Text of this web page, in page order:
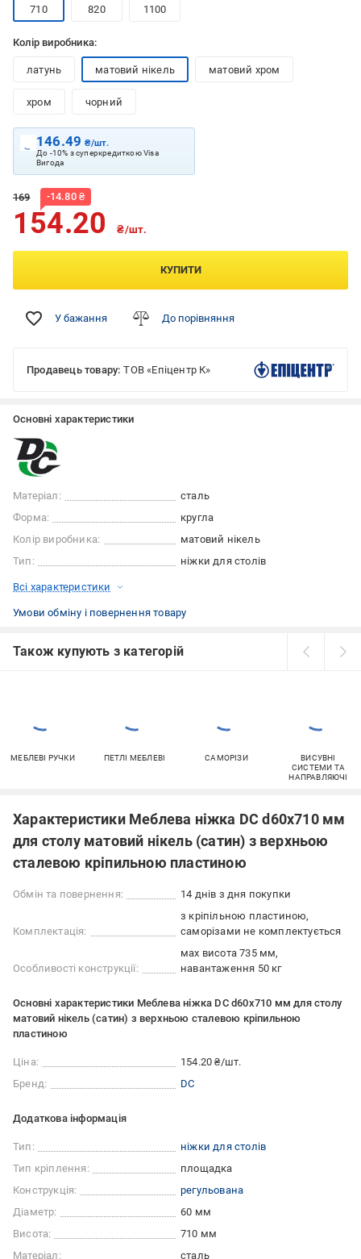
710 820 1100
Колір виробника:
латунь матовий нікель матовий хром
хром чорний
146.49₴/шт.
До -10% з суперкредиткою Visa
Вигода
169 -14.80₴
154.20 ₴/шт.
КУПИТИ
У бажання До порівняння
Продавець товару: ТОВ «Епіцентр К»
Основні характеристики
Матеріал:
сталь
Форма:
кругла
Колір виробника:
матовий нікель
Тип:
ніжки для столів
Всі характеристики
Умови обміну і повернення товару
Також купують з категорій
МЕБЛЕВІ РУЧКИ ПЕТЛІ МЕБЛЕВІ САМОРІЗИ
ВИСУВНІ
СИСТЕМИ ТА
НАПРАВЛЯЮЧІ
Характеристики Меблева ніжка DC d60x710 мм
для столу матовий нікель (сатин) з верхньою
сталевою кріпильною пластиною
Обмін та повернення: 14 днів з дня покупки
Комплектація:
з кріпільною пластиною,
саморізами не комплектується
Особливості конструкції:
мах висота 735 мм
навантаження 50 кг
Основні характеристики Меблева ніжка DC d60x710 мм для столу
матовий нікель (сатин) з верхньою сталевою кріпильною
пластиною
Ціна:
154.20 ₴/шт.
Бренд:
DC
Додаткова інформація
Тип:
ніжки для столів
Тип кріплення:
площадка
Конструкція:
регульована
Діаметр:
60 мм
Висота:
710 мм
Матеріал:
сталь